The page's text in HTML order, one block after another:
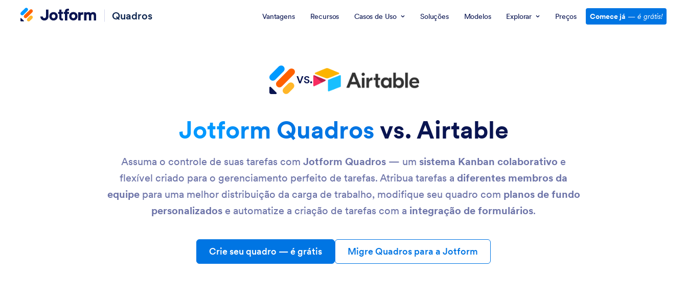
Quadros Vantagens Recursos Casos de Uso Soluções Modelos Explorar Preços Comece já — é grátis!
VS.
Jotform Quadros vs. Airtable
Assuma o controle de suas tarefas com Jotform Quadros — um sistema Kanban colaborativo e
flexível criado para o gerenciamento perfeito de tarefas. Atribua tarefas a diferentes membros da
equipepara uma melhor distribuição da carga de trabalho, modifique seu quadro com planos de fundo
personalizados e automatize a criação de tarefas com a integração de formulários.
Crie seu quadro — é grátis Migre Quadros para a Jotform